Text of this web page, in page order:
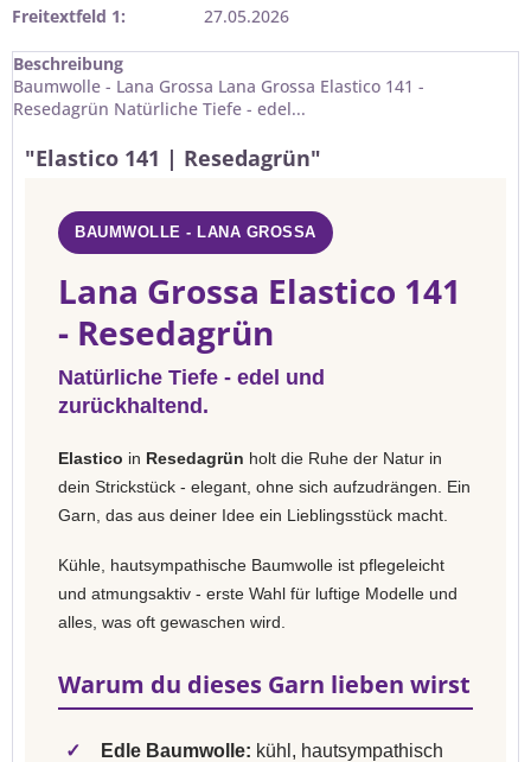
Freitextfeld 1:
27.05.2026
Beschreibung
Baumwolle - Lana Grossa Lana Grossa Elastico 141 -
Resedagrün Natürliche Tiefe - edel...
"Elastico 141 | Resedagrün"
BAUMWOLLE - LANA GROSSA
Lana Grossa Elastico 141
- Resedagrün
Natürliche Tiefe - edel und
zurückhaltend.
Elastico in Resedagrün holt die Ruhe der Natur in
dein Strickstück - elegant, ohne sich aufzudrängen. Ein
Garn, das aus deiner Idee ein Lieblingsstück macht.
Kühle, hautsympathische Baumwolle ist pflegeleicht
und atmungsaktiv - erste Wahl für luftige Modelle und
alles, was oft gewaschen wird.
Warum du dieses Garn lieben wirst
✓ Edle Baumwolle: kühl, hautsympathisch